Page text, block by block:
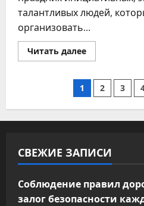
талантливых людей,
организовать...
Читать далееПрочитать
больше
1 2 3
СВЕЖИЕ ЗАПИСИ
Соблюдение правил
залог безопасности